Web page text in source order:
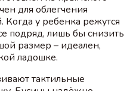
для облегчения
Когда у ребенка режутся
подряд, лишь бы снизить
размер – идеален,
ладошке.
тактильные